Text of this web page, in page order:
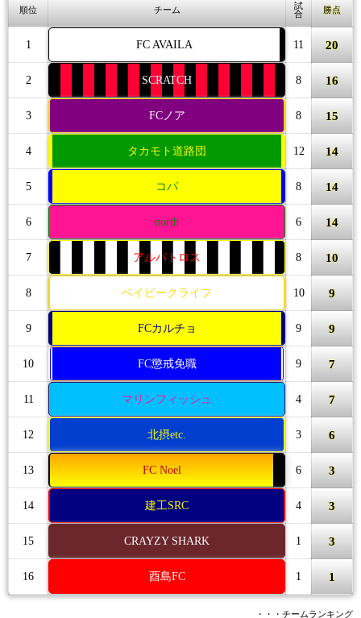
順位 チーム
試
合
勝点
1 FC AVAILA 11 20
2 SCRATCH 8 16
3 FCノア 8 15
4 タカモト道路団 12 14
5 コパ 8 14
6 north 6 14
7 アルバトロス 8 10
8 ベイビークライフ 10 9
9 FCカルチョ 9 9
10 FC懲戒免職 9 7
11 マリンフィッシュ 4 7
12 北摂etc. 3 6
13 FC Noel 6 3
14 建工SRC 4 3
15 CRAYZY SHARK 1 3
16 酉島FC 1 1
・・・チームランキング